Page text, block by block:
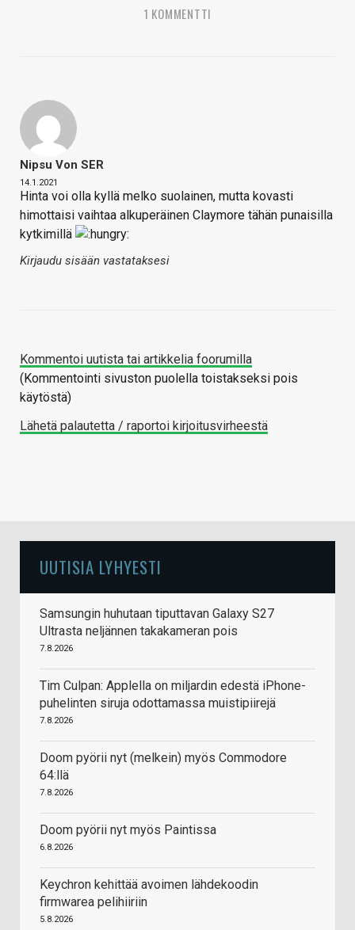
1 KOMMENTTI
Nipsu Von SER
14.1.2021
Hinta voi olla kyllä melko suolainen, mutta kovasti
himottaisi vaihtaa alkuperäinen Claymore tähän punaisilla
kytkimillä
Kirjaudu sisään vastataksesi
Kommentoi uutista tai artikkelia foorumilla
(Kommentointi sivuston puolella toistakseksi pois
käytöstä)
Lähetä palautetta / raportoi kirjoitusvirheestä
UUTISIA LYHYESTI
Samsungin huhutaan tiputtavan Galaxy S27
Ultrasta neljännen takakameran pois
7.8.2026
Tim Culpan: Applella on miljardin edestä iPhone-
puhelinten siruja odottamassa muistipiirejä
7.8.2026
Doom pyörii nyt (melkein) myös Commodore
64:llä
7.8.2026
Doom pyörii nyt myös Paintissa
6.8.2026
Keychron kehittää avoimen lähdekoodin
firmwarea pelihiiriin
5.8.2026